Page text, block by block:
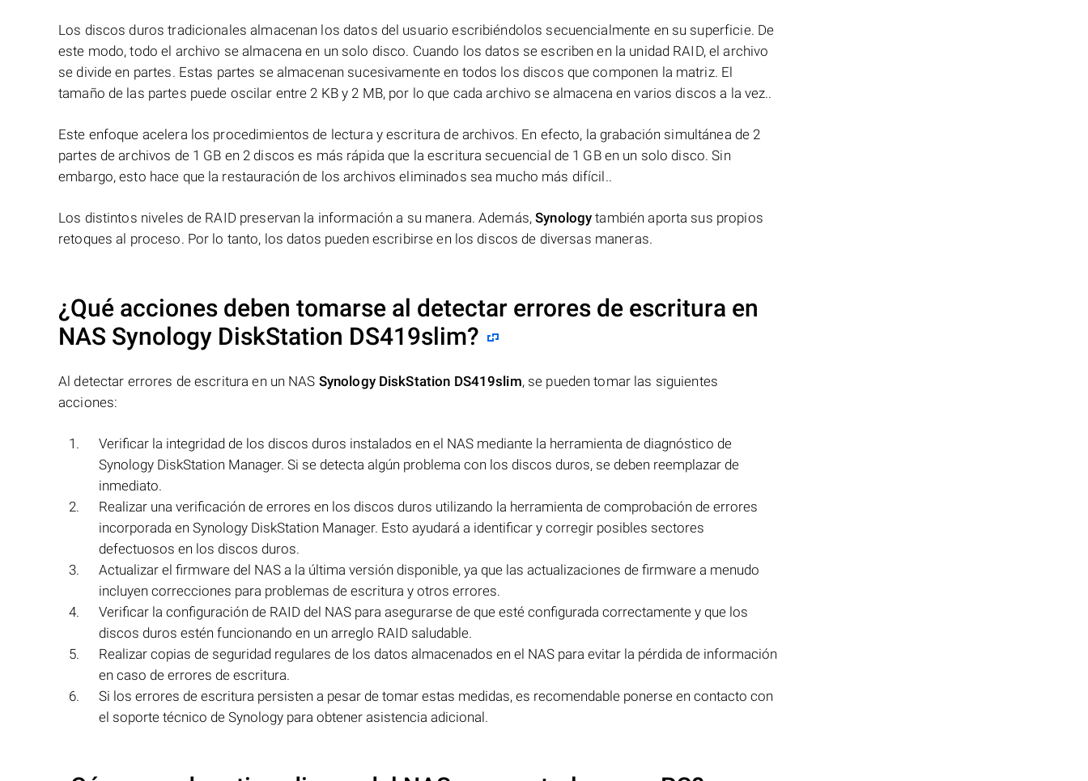
Los discos duros tradicionales almacenan los datos del usuario escribiéndolos secuencialmente en su superficie. De
este modo, todo el archivo se almacena en un solo disco. Cuando los datos se escriben en la unidad RAID, el archivo
se divide en partes. Estas partes se almacenan sucesivamente en todos los discos que componen la matriz. El
tamaño de las partes puede oscilar entre 2 KB y 2 MB, por lo que cada archivo se almacena en varios discos a la vez..
Este enfoque acelera los procedimientos de lectura y escritura de archivos. En efecto, la grabación simultánea de 2
partes de archivos de 1 GB en 2 discos es más rápida que la escritura secuencial de 1 GB en un solo disco. Sin
embargo, esto hace que la restauración de los archivos eliminados sea mucho más difícil..
Los distintos niveles de RAID preservan la información a su manera. Además,Synology también aporta sus propios
retoques al proceso. Por lo tanto, los datos pueden escribirse en los discos de diversas maneras.
¿Qué acciones deben tomarse al detectar errores de escritura en
NAS Synology DiskStation DS419slim?
Al detectar errores de escritura en un NAS Synology DiskStation DS419slim, se pueden tomar las siguientes
acciones:
Verificar la integridad de los discos duros instalados en el NAS mediante la herramienta de diagnóstico de
Synology DiskStation Manager. Si se detecta algún problema con los discos duros, se deben reemplazar de
inmediato.
Realizar una verificación de errores en los discos duros utilizando la herramienta de comprobación de errores
incorporada en Synology DiskStation Manager. Esto ayudará a identificar y corregir posibles sectores
defectuosos en los discos duros.
Actualizar el firmware del NAS a la última versión disponible, ya que las actualizaciones de firmware a menudo
incluyen correcciones para problemas de escritura y otros errores.
Verificar la configuración de RAID del NAS para asegurarse de que esté configurada correctamente y que los
discos duros estén funcionando en un arreglo RAID saludable.
Realizar copias de seguridad regulares de los datos almacenados en el NAS para evitar la pérdida de información
en caso de errores de escritura.
Si los errores de escritura persisten a pesar de tomar estas medidas, es recomendable ponerse en contacto con
el soporte técnico de Synology para obtener asistencia adicional.